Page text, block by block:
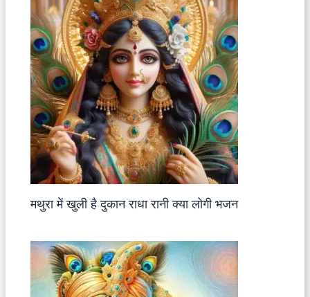
मथुरा में खुली है दुकान राधा रानी क्या लोगी भजन